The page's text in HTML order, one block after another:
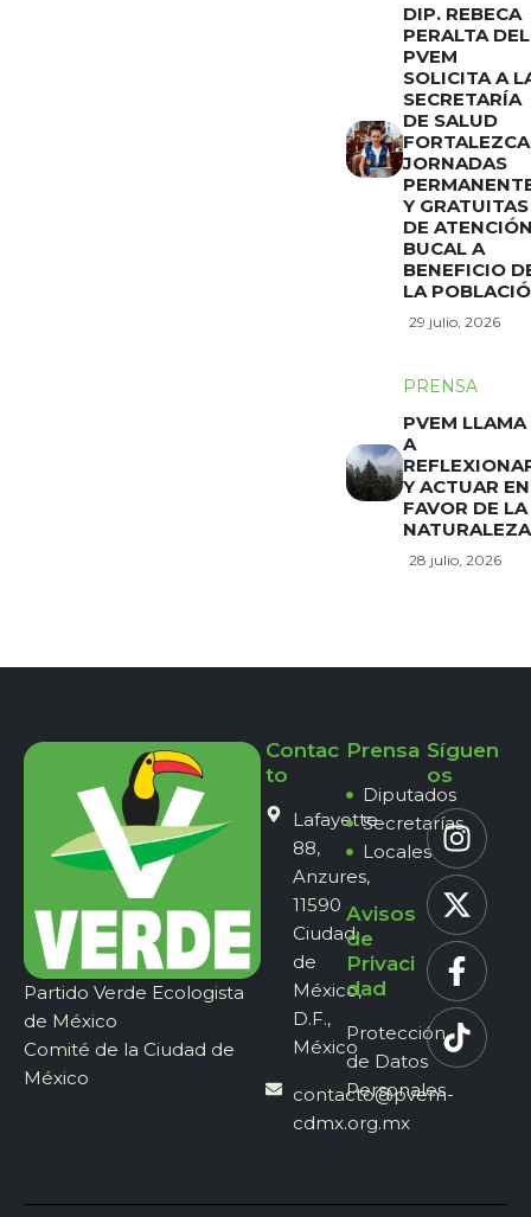
DIP. REBECA
PERALTA DEL
PVEM
SOLICITA A
SECRETARÍA
DE SALUD
FORTALEZCA
JORNADAS
Y GRATUITAS
DE
BUCAL A
BENEFICIO
LA
29 julio, 2026
PRENSA
PVEM LLAMA
A
Y ACTUAR EN
FAVOR DE LA
NATURALEZA
28 julio, 2026
Partido Verde Ecologista
de México
Comité de la Ciudad de
México
Contac
to
Lafayette
88,
Anzures,
11590
Ciudad
de
México,
D.F.,
México
contacto@pvem-
cdmx.org.mx
Prensa
Diputados
Secretarías
Locales
Avisos
de
Privaci
dad
Protección
de Datos
Personales
Síguen
os